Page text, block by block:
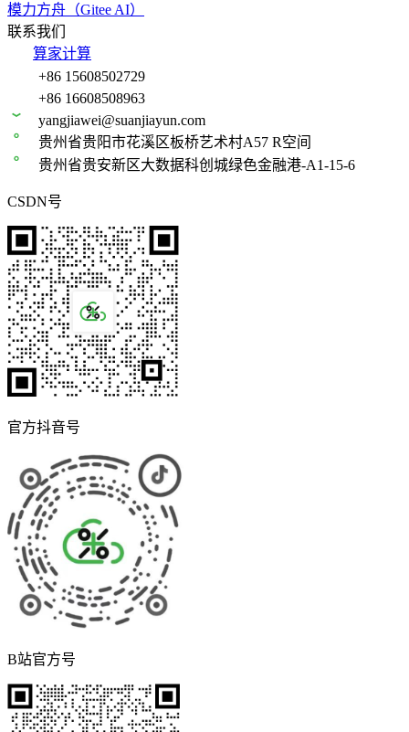
模力方舟（Gitee AI）
联系我们
算家计算
+86 15608502729
+86 16608508963
yangjiawei@suanjiayun.com
贵州省贵阳市花溪区板桥艺术村A57 R空间
贵州省贵安新区大数据科创城绿色金融港-A1-15-6
CSDN号
官方抖音号
B站官方号